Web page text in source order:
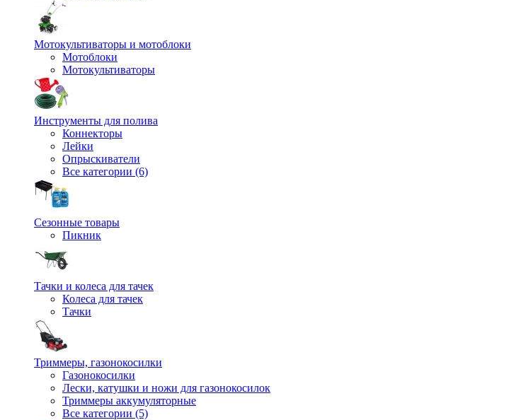
Мотокультиваторы и мотоблоки
Мотоблоки
Мотокультиваторы
Инструменты для полива
Коннекторы
Лейки
Опрыскиватели
Все категории (6)
Сезонные товары
Пикник
Тачки и колеса для тачек
Колеса для тачек
Тачки
Триммеры, газонокосилки
Газонокосилки
Лески, катушки и ножи для газонокосилок
Триммеры аккумуляторные
Все категории (5)